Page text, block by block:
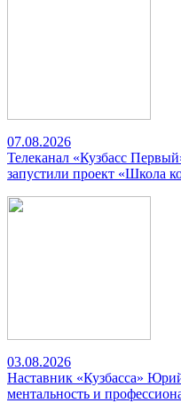
07.08.2026
Телеканал «Кузбасс
запустили проект «Школа
03.08.2026
Наставник «Кузбасса»
ментальность и